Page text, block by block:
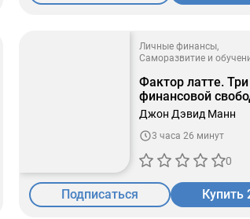
Личные финансы
Саморазвитие и
Фактор латте.
финансовой
Джон Дэвид Манн
3 часа 26 минут
0
Подписаться